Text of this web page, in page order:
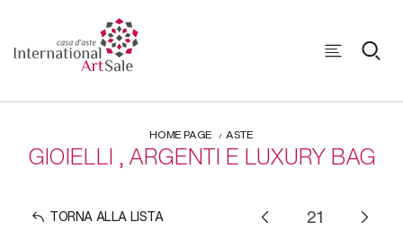
HOME PAGE ASTE
GIOIELLI , ARGENTI E LUXURY BAG
TORNA ALLA LISTA